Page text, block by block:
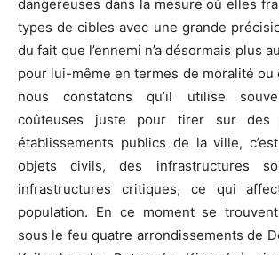
dangereuses dans la mesure où elles
types de cibles avec une grande
du fait que l’ennemi n’a désormais plus
pour lui-même en termes de moralité ou
nous constatons qu’il utilise
coûteuses juste pour tirer sur des
établissements publics de la ville,
objets civils, des infrastructures
infrastructures critiques, ce qui
population. En ce moment se
sous le feu quatre arrondissements de